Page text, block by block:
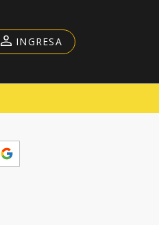
INGRESA